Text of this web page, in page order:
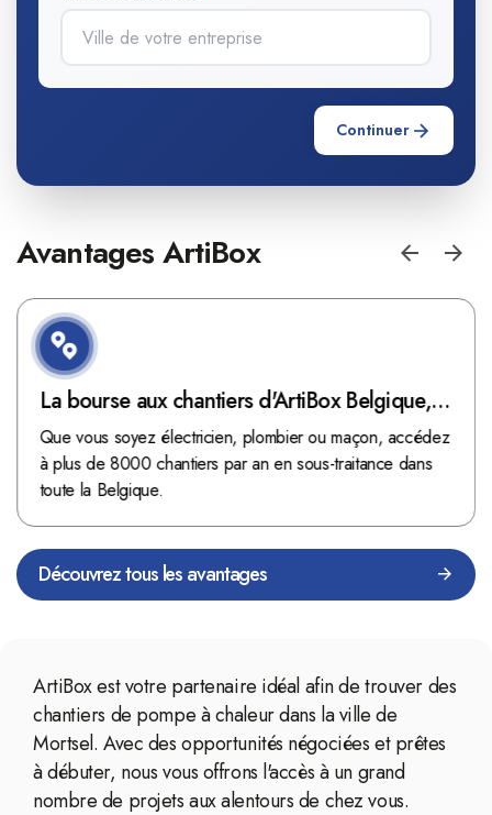
Continuer
Avantages ArtiBox
La bourse aux chantiers d'ArtiBox Belgique,
véritable mine d'or !
Que vous soyez électricien, plombier ou maçon, accédez
à plus de 8000 chantiers par an en sous-traitance dans
toute la Belgique.
Découvrez tous les avantages
ArtiBox est votre partenaire idéal afin de trouver des
chantiers de pompe à chaleur dans la ville de
Mortsel. Avec des opportunités négociées et prêtes
à débuter, nous vous offrons l'accès à un grand
nombre de projets aux alentours de chez vous.